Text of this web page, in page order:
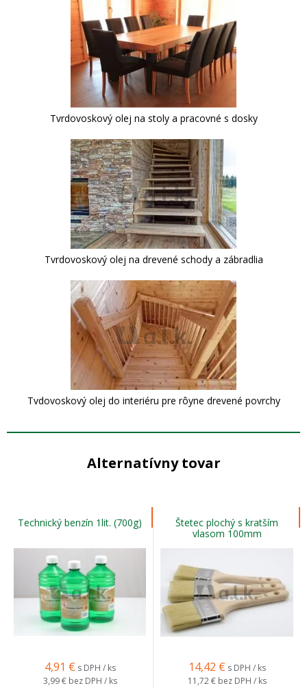
Tvrdovoskový olej na stoly a pracovné s dosky
Tvrdovoskový olej na drevené schody a zábradlia
Tvdovoskový olej do interiéru pre rôyne drevené povrchy
Alternatívny tovar
Technický benzín 1lit. (700g)
4,91 € s DPH / ks
3,99 € bez DPH / ks
Štetec plochý s kratším
vlasom 100mm
14,42 € s DPH / ks
11,72 € bez DPH / ks